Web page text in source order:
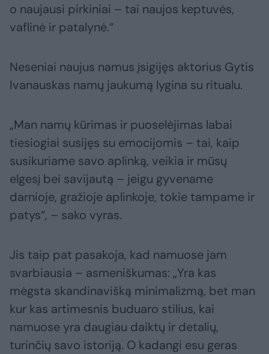
o naujausi pirkiniai – tai naujos keptuvės,
vaflinė ir patalynė.“
Neseniai naujus namus įsigijęs aktorius Gytis
Ivanauskas namų jaukumą lygina su ritualu.
„Man namų kūrimas ir puoselėjimas labai
tiesiogiai susijęs su emocijomis – tai, kaip
susikuriame savo aplinką, veikia ir mūsų
elgesį bei savijautą – jeigu gyvename
darnioje, gražioje aplinkoje, tokie tampame ir
patys“, – sako vyras.
Jis taip pat pasakoja, kad namuose jam
svarbiausia – asmeniškumas: „Yra kas
mėgsta skandinavišką minimalizmą, bet man
kur kas artimesnis buduaro stilius, kai
namuose yra daugiau daiktų ir detalių,
turinčių savo istoriją. O kadangi esu geras